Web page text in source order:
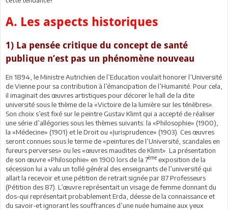
A. Les aspects historiques
1) La pensée critique du concept de santé
publique n’est pas un phénomène nouveau
En 1894, le Ministre Autrichien de l’Education voulait honorer l’Université
de Vienne pour sa contribution à l’émancipation de l’Humanité. Pour cela,
il imaginait des œuvres artistiques pour décorer le hall de la dite
université sous le thème de la «Victoire de la lumière sur les ténèbres».
Son choix s’est fixé sur le peintre Gustav Klimt qui a accepté de réaliser
une série d’allégories sous les thèmes suivants: la «Philosophie» (1900),
la «Médecine» (1901) et le Droit ou «Jurisprudence» (1903). Ces œuvres
seront connues sous le terme de «peintures de l’Université, scandales en
fureurs perverses» ou les «œuvres maudites de Klimt». La présentation
de son œuvre «Philosophie» en 1900 lors de la 7ème exposition de la
sécession lui a valu un tollé général des enseignants de l’université qui
allait la recevoir et une pétition de retrait signée par 87 Professeurs
(Pétition des 87). L’œuvre représentait un visage de femme donnant du
dos-qui représentait probablement Erda, déesse de la connaissance et
du savoir-et ignorant les souffrances d’une nuée humaine aux yeux